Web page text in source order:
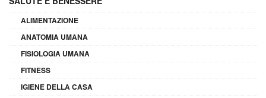
ALIMENTAZIONE
ANATOMIA UMANA
FISIOLOGIA UMANA
FITNESS
IGIENE DELLA CASA